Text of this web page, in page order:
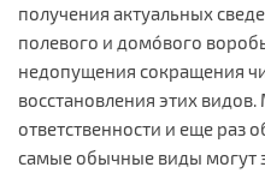
получения актуальных
полевого и домóвого
недопущения сокращения
восстановления этих
ответственности и еще раз
самые обычные виды могут